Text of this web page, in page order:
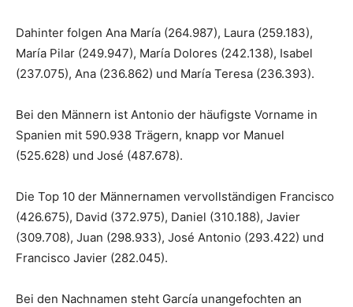
Dahinter folgen Ana María (264.987), Laura (259.183),
María Pilar (249.947), María Dolores (242.138), Isabel
(237.075), Ana (236.862) und María Teresa (236.393).
Bei den Männern ist Antonio der häufigste Vorname in
Spanien mit 590.938 Trägern, knapp vor Manuel
(525.628) und José (487.678).
Die Top 10 der Männernamen vervollständigen Francisco
(426.675), David (372.975), Daniel (310.188), Javier
(309.708), Juan (298.933), José Antonio (293.422) und
Francisco Javier (282.045).
Bei den Nachnamen steht García unangefochten an